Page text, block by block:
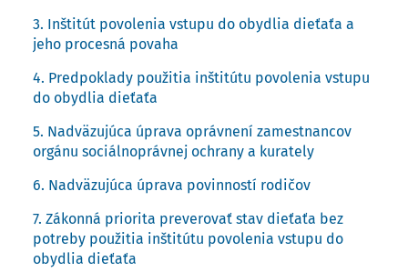
súdu v súčinnosti s policajtom za možnej účasti iných osôb,
ktoré môžu uľahčiť priebeh overovania stavu dieťaťa.
Orgán sociálnoprávnej ochrany a kurately o dieťa
disponuje často anonymnými informáciami, že život alebo
zdravie dieťaťa sú ohrozené a stav dieťaťa nevedia
preveriť iným spôsobom ako návštevou a preverením
respektíve kde sa má zdržiavať. Prax orgánov
sociálnoprávnej ochrany a kurately ukázala, že sú pri
problémoch s preverovaním stavu dieťaťa vystavované
spravidla trom situáciám. Najvhodnejšia situácia je, keď
3. Inštitút povolenia vstupu do obydlia dieťaťa a
jeho procesná povaha
4. Predpoklady použitia inštitútu povolenia vstupu
do obydlia dieťaťa
5. Nadväzujúca úprava oprávnení zamestnancov
orgánu sociálnoprávnej ochrany a kurately
6. Nadväzujúca úprava povinností rodičov
7. Zákonná priorita preverovať stav dieťaťa bez
potreby použitia inštitútu povolenia vstupu do
obydlia dieťaťa